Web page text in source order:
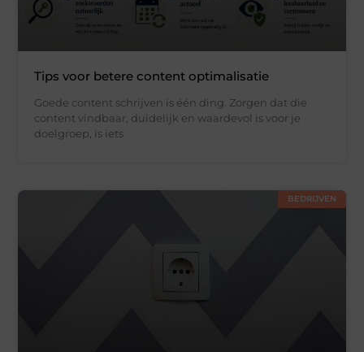
Tips voor betere content optimalisatie
Goede content schrijven is één ding. Zorgen dat die
content vindbaar, duidelijk en waardevol is voor je
doelgroep, is iets
BEDRIJVEN